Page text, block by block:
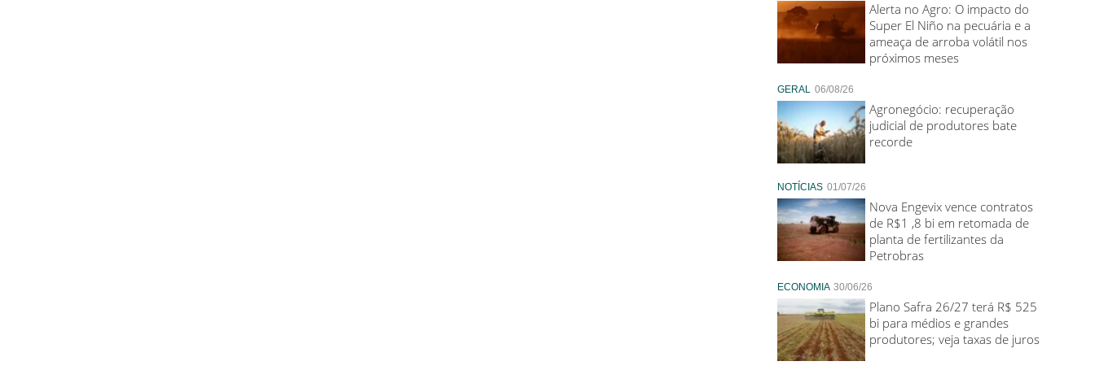
Alerta no Agro: O impacto do
Super El Niño na pecuária e a
ameaça de arroba volátil nos
próximos meses
GERAL 06/08/26
Agronegócio: recuperação
judicial de produtores bate
recorde
NOTÍCIAS 01/07/26
Nova Engevix vence contratos
de R$1 ,8 bi em retomada de
planta de fertilizantes da
Petrobras
ECONOMIA 30/06/26
Plano Safra 26/27 terá R$ 525
bi para médios e grandes
produtores; veja taxas de juros